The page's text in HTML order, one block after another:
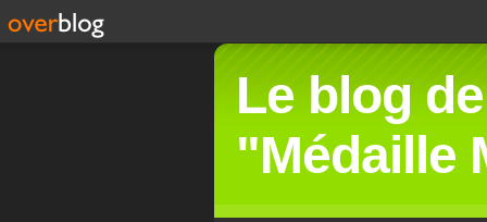
Le blog
"Médaille